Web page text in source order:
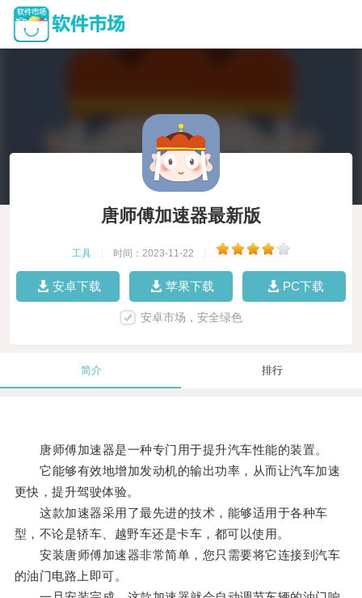
唐师傅加速器最新版
工具 时间：2023-11-22
安卓下载 苹果下载 PC下载
安卓市场，安全绿色
简介 排行
唐师傅加速器是一种专门用于提升汽车性能的装置。
它能够有效地增加发动机的输出功率，从而让汽车加速
更快，提升驾驶体验。
这款加速器采用了最先进的技术，能够适用于各种车
型，不论是轿车、越野车还是卡车，都可以使用。
安装唐师傅加速器非常简单，您只需要将它连接到汽车
的油门电路上即可。